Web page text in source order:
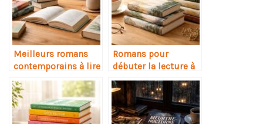
Meilleurs romans
contemporains à lire
absolument
Romans pour
débuter la lecture à
l’âge adulte